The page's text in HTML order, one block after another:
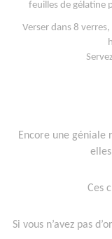
feuilles de gélatine
Verser dans 8
Encore une géniale
Ces
Si vous n’avez pas